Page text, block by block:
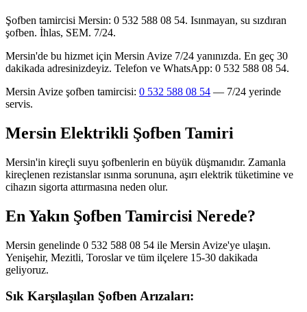
Şofben tamircisi Mersin: 0 532 588 08 54. Isınmayan, su sızdıran
şofben. İhlas, SEM. 7/24.
Mersin'de bu hizmet için Mersin Avize 7/24 yanınızda. En geç 30
dakikada adresinizdeyiz. Telefon ve WhatsApp: 0 532 588 08 54.
Mersin Avize şofben tamircisi: 0 532 588 08 54 — 7/24 yerinde
servis.
Mersin Elektrikli Şofben Tamiri
Mersin'in kireçli suyu şofbenlerin en büyük düşmanıdır. Zamanla
kireçlenen rezistanslar ısınma sorununa, aşırı elektrik tüketimine ve
cihazın sigorta attırmasına neden olur.
En Yakın Şofben Tamircisi Nerede?
Mersin genelinde 0 532 588 08 54 ile Mersin Avize'ye ulaşın.
Yenişehir, Mezitli, Toroslar ve tüm ilçelere 15-30 dakikada
geliyoruz.
Sık Karşılaşılan Şofben Arızaları: